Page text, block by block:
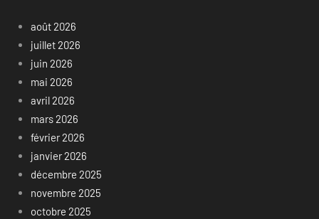
août 2026
juillet 2026
juin 2026
mai 2026
avril 2026
mars 2026
février 2026
janvier 2026
décembre 2025
novembre 2025
octobre 2025